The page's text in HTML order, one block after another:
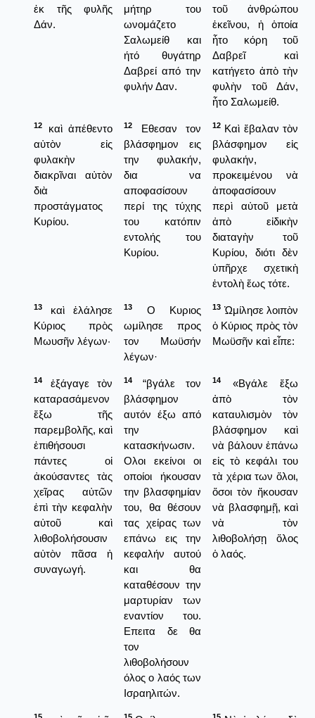
ἐκ τῆς φυλῆς
Δάν.
μήτηρ του
ωνομάζετο
Σαλωμείθ και
ήτό θυγάτηρ
Δαβρεί από την
φυλήν Δαν.
τοῦ ἀνθρώπου
ἐκεῖνου, ἡ ὁποία
ἦτο κόρη τοῦ
Δαβρεῖ καὶ
κατήγετο ἀπὸ τὴν
φυλὴν τοῦ Δάν,
ἦτο Σαλωμείθ.
12
καὶ ἀπέθεντο
αὐτὸν εἰς
φυλακὴν
διακρῖναι αὐτὸν
διὰ
προστάγματος
Κυρίου.
12
Εθεσαν τον
βλάσφημον εις
την φυλακήν,
δια να
αποφασίσουν
περί της τύχης
του κατόπιν
εντολής του
Κυρίου.
12 Καὶ ἔβαλαν τὸν
βλάσφημον εἰς
φυλακήν,
προκειμένου νὰ
ἀποφασίσουν
περὶ αὐτοῦ μετὰ
ἀπὸ εἰδικὴν
διαταγὴν τοῦ
Κυρίου, διότι δὲν
ὑπῆρχε σχετικὴ
ἐντολὴ ἕως τότε.
13
καὶ ἐλάλησε
Κύριος πρὸς
Μωυσῆν λέγων·
13
Ο Κυριος
ωμίλησε προς
τον Μωϋσήν
λέγων·
13 Ὡμίλησε λοιπὸν
ὁ Κύριος πρὸς τὸν
Μωϋσῆν καὶ εἶπε:
14
ἐξάγαγε τὸν
καταρασάμενον
ἔξω τῆς
παρεμβολῆς, καὶ
ἐπιθήσουσι
πάντες οἱ
ἀκούσαντες τὰς
χεῖρας αὐτῶν
ἐπὶ τὴν κεφαλὴν
αὐτοῦ καὶ
λιθοβολήσουσιν
αὐτὸν πᾶσα ἡ
συναγωγή.
14
“βγάλε τον
βλάσφημον
αυτόν έξω από
την
κατασκήνωσιν.
Ολοι εκείνοι οι
οποίοι ήκουσαν
την βλασφημίαν
του, θα θέσουν
τας χείρας των
επάνω εις την
κεφαλήν αυτού
και θα
καταθέσουν την
μαρτυρίαν των
εναντίον του.
Επειτα δε θα
τον
λιθοβολήσουν
όλος ο λαός των
Ισραηλιτών.
14
«Βγάλε ἔξω
ἀπὸ τὸν
καταυλισμὸν τὸν
βλάσφημον καὶ
νὰ βάλουν ἐπάνω
εἰς τὸ κεφάλι του
τὰ χέρια των ὅλοι,
ὅσοι τὸν ἤκουσαν
νὰ βλασφημῇ, καὶ
νὰ τὸν
λιθοβολήσῃ ὅλος
ὁ λαός.